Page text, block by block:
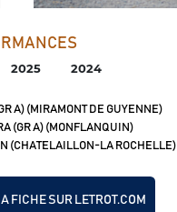
2025 2024
A) (MIRAMONT DE GUYENNE)
(GR A) (MONFLANQUIN)
(CHATELAILLON-LA ROCHELLE)
FICHE SUR LETROT.COM